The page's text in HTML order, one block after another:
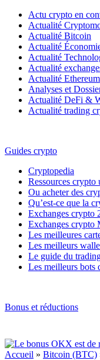
Actu crypto en
Actualité
Actualité Bitcoin
Actualité
Actualité
Actualité
Actualité Ethereum
Analyses et
Actualité DeFi &
Actualité trading
Guides crypto
Cryptopedia
Ressources crypto
Ou acheter des
Qu’est-ce que la
Exchanges crypto
Exchanges crypto
Les meilleures
Les meilleurs
Le guide du
Les meilleurs bots
Bonus et réductions
Accueil » Bitcoin (BTC)